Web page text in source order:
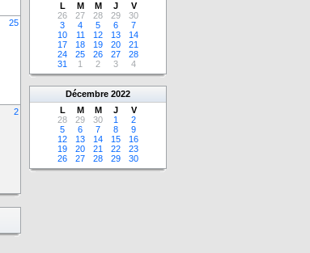
25
2
L
M M J
V
26
27 28 29
30
3
4 5 6
7
10
11 12 13
14
17
18 19 20
21
24
25 26 27
28
31
1 2 3 4
Décembre 2022
L
M M J
V
28
29 30 1
2
5
6 7 8
9
12
13 14 15
16
19
20 21 22
23
26
27 28 29 30